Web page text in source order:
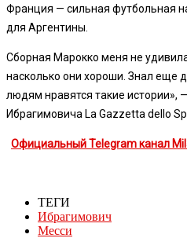
Франция — сильная футбольная
для Аргентины.
Сборная Марокко меня не
насколько они хороши. Знал еще
людям нравятся такие истории»,
Ибрагимовича La Gazzetta dello
Официальный Telegram канал
ТЕГИ
Ибрагимович
Месси